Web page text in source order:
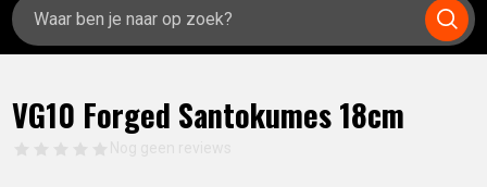
naar:
VG10 Forged Santokumes 18cm